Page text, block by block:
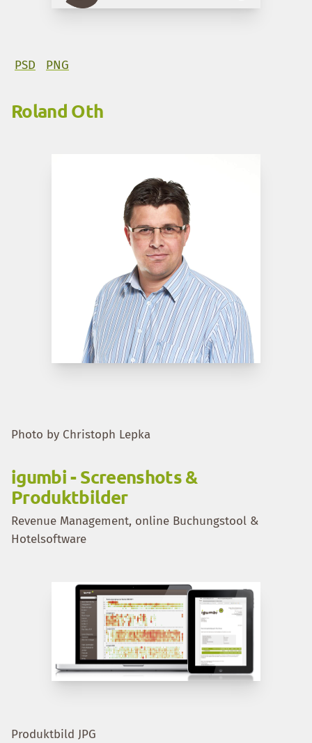
PSD PNG
Roland Oth
Photo by Christoph Lepka
igumbi - Screenshots &
Produktbilder
Revenue Management, online Buchungstool &
Hotelsoftware
Produktbild JPG